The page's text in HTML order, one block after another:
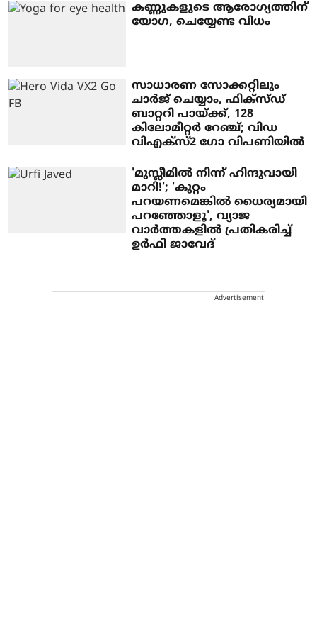
കണ്ണുകളുടെ ആരോഗ്യത്തിന്
യോഗ, ചെയ്യേണ്ട വിധം
സാധാരണ സോക്കറ്റിലും
ചാര്‍ജ് ചെയ്യാം, ഫിക്‌സ്ഡ്
ബാറ്ററി പായ്ക്ക്, 128
കിലോമീറ്റര്‍ റേഞ്ച്; വിഡ
വിഎക്‌സ്2 ഗോ വിപണിയില്‍
'മുസ്ലീമിൽ നിന്ന് ഹിന്ദുവായി
മാറി!'; 'കുറ്റം
പറയണമെങ്കിൽ ധൈര്യമായി
പറഞ്ഞോളൂ', വ്യാജ
വാർത്തകളിൽ പ്രതികരിച്ച്
ഉർഫി ജാവേദ്
Advertisement